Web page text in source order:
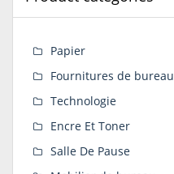
Papier
Fournitures de bureau
Technologie
Encre Et Toner
Salle De Pause